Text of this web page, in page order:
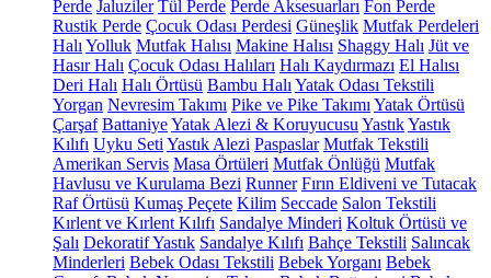
Perde Jaluziler Tül Perde Perde Aksesuarları Fon Perde
Rustik Perde Çocuk Odası Perdesi Güneşlik Mutfak Perdeleri
Halı Yolluk Mutfak Halısı Makine Halısı Shaggy Halı Jüt ve
Hasır Halı Çocuk Odası Halıları Halı Kaydırmazı El Halısı
Deri Halı Halı Örtüsü Bambu Halı Yatak Odası Tekstili
Yorgan Nevresim Takımı Pike ve Pike Takımı Yatak Örtüsü
Çarşaf BattaniyeYatak Alezi & Koruyucusu YastıkYastık
Kılıfı Uyku Seti Yastık Alezi Paspaslar Mutfak Tekstili
Amerikan Servis Masa Örtüleri Mutfak Önlüğü Mutfak
Havlusu ve Kurulama Bezi Runner Fırın Eldiveni ve Tutacak
Raf Örtüsü Kumaş Peçete Kilim Seccade Salon Tekstili
Kırlent ve Kırlent Kılıfı Sandalye Minderi Koltuk Örtüsü ve
Şalı Dekoratif Yastık Sandalye Kılıfı Bahçe Tekstili Salıncak
Minderleri Bebek Odası Tekstili Bebek Yorganı Bebek